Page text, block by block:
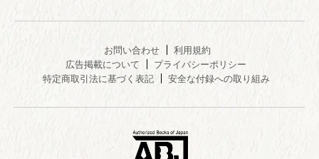
お問い合わせ
利用規約
広告掲載について
プライバシーポリシー
特定商取引法に基づく表記
安全な付録への取り組み